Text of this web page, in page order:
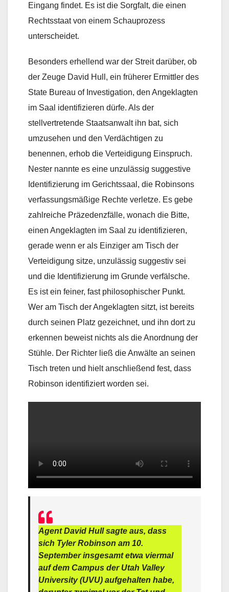
Eingang findet. Es ist die Sorgfalt, die einen
Rechtsstaat von einem Schauprozess
unterscheidet.
Besonders erhellend war der Streit darüber, ob
der Zeuge David Hull, ein früherer Ermittler des
State Bureau of Investigation, den Angeklagten
im Saal identifizieren dürfe. Als der
stellvertretende Staatsanwalt ihn bat, sich
umzusehen und den Verdächtigen zu
benennen, erhob die Verteidigung Einspruch.
Nester nannte es eine unzulässig suggestive
Identifizierung im Gerichtssaal, die Robinsons
verfassungsmäßige Rechte verletze. Es gebe
zahlreiche Präzedenzfälle, wonach die Bitte,
einen Angeklagten im Saal zu identifizieren,
gerade wenn er als Einziger am Tisch der
Verteidigung sitze, unzulässig suggestiv sei
und die Identifizierung im Grunde verfälsche.
Es ist ein feiner, fast philosophischer Punkt.
Wer am Tisch der Angeklagten sitzt, ist bereits
durch seinen Platz gezeichnet, und ihn dort zu
erkennen beweist nichts als die Anordnung der
Stühle. Der Richter ließ die Anwälte an seinen
Tisch treten und hielt anschließend fest, dass
Robinson identifiziert worden sei.
Agent David Hull sagte aus, dass
sich Tyler Robinson am 10.
September insgesamt etwa viermal
auf dem Campus der Utah Valley
University (UVU) aufgehalten habe,